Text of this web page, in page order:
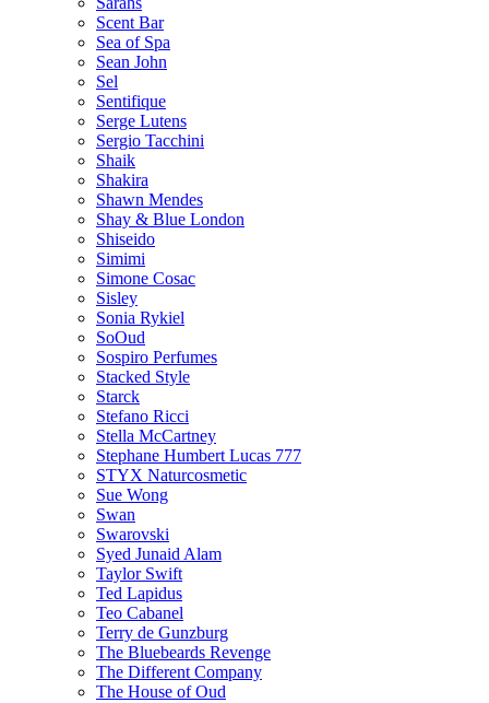
Scent Bar
Sea of Spa
Sean John
Sel
Sentifique
Serge Lutens
Sergio Tacchini
Shaik
Shakira
Shawn Mendes
Shay & Blue London
Shiseido
Simimi
Simone Cosac
Sisley
Sonia Rykiel
SoOud
Sospiro Perfumes
Stacked Style
Starck
Stefano Ricci
Stella McCartney
Stephane Humbert Lucas 777
STYX Naturсosmetic
Sue Wong
Swan
Swarovski
Syed Junaid Alam
Taylor Swift
Ted Lapidus
Teo Cabanel
Terry de Gunzburg
The Bluebeards Revenge
The Different Company
The House of Oud